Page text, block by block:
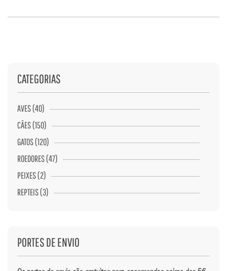
CATEGORIAS
AVES (40)
CÃES (150)
GATOS (120)
ROEDORES (47)
PEIXES (2)
REPTEIS (3)
PORTES DE ENVIO